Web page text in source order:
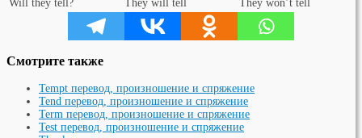
Will they tell?
They will tell They won’t tell
Смотрите также
Tempt перевод, произношение и спряжение
Tend перевод, произношение и спряжение
Term перевод, произношение и спряжение
Test перевод, произношение и спряжение